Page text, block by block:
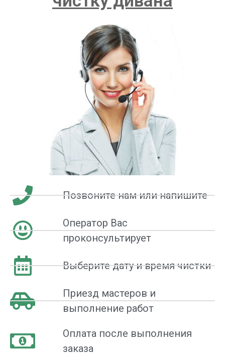
Позвоните нам или напишите
Оператор Вас
проконсультирует
Выберите дату и время чистки
Приезд мастеров и
выполнение работ
Оплата после выполнения
заказа